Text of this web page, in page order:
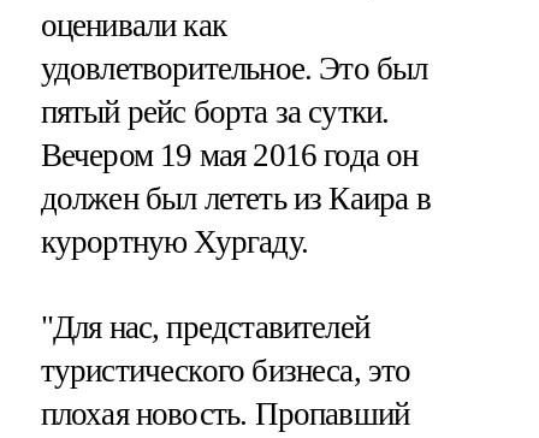
оценивали как
удовлетворительное. Это был
пятый рейс борта за сутки.
Вечером 19 мая 2016 года он
должен был лететь из Каира в
курортную Хургаду.
"Для нас, представителей
туристического бизнеса, это
плохая новость. Пропавший